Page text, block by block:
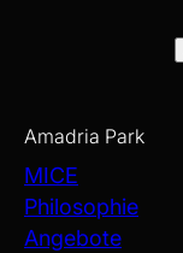
Amadria Park
MICE
Philosophie
Angebote